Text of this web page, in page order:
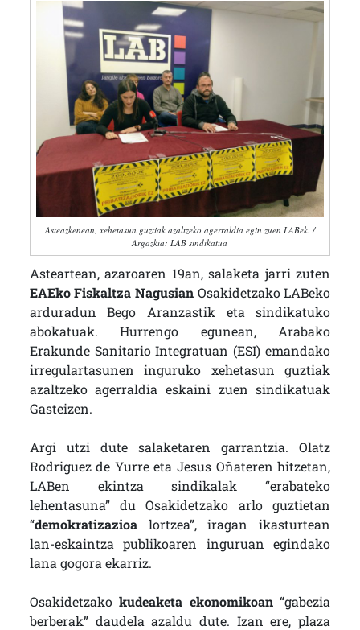
Asteazkenean, xehetasun guztiak azaltzeko agerraldia egin zuen LABek. /
Argazkia: LAB sindikatua
Asteartean, azaroaren 19an, salaketa jarri zuten
EAEko Fiskaltza Nagusian Osakidetzako LABeko
arduradun Bego Aranzastik eta sindikatuko
abokatuak. Hurrengo egunean, Arabako
Erakunde Sanitario Integratuan (ESI) emandako
irregulartasunen inguruko xehetasun guztiak
azaltzeko agerraldia eskaini zuen sindikatuak
Gasteizen.
Argi utzi dute salaketaren garrantzia. Olatz
Rodriguez de Yurre eta Jesus Oñateren hitzetan,
LABen ekintza sindikalak “erabateko
lehentasuna” du Osakidetzako arlo guztietan
“demokratizazioalortzea”, iragan ikasturtean
lan-eskaintza publikoaren inguruan egindako
lana gogora ekarriz.
Osakidetzakokudeaketa ekonomikoan“gabezia
berberak” daudela azaldu dute. Izan ere, plaza